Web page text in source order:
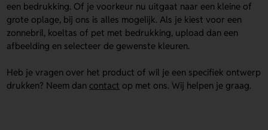
een bedrukking. Of je voorkeur nu uitgaat naar een kleine of
grote oplage, bij ons is alles mogelijk. Als je kiest voor een
zonnebril, koeltas of pet met bedrukking, upload dan een
afbeelding en selecteer de gewenste kleuren.
Heb je vragen over het product of wil je een specifiek ontwerp
drukken? Neem dan contact op met ons. Wij helpen je graag.